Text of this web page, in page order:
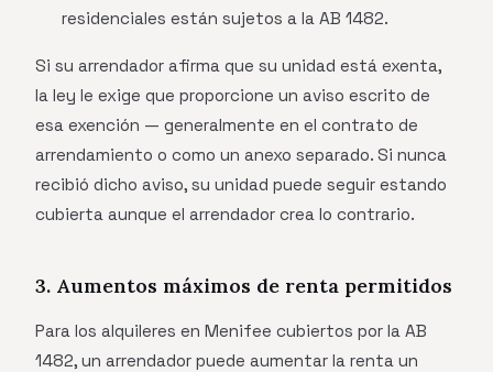
residenciales están sujetos a la AB 1482.
Si su arrendador afirma que su unidad está exenta,
la ley le exige que proporcione un aviso escrito de
esa exención — generalmente en el contrato de
arrendamiento o como un anexo separado. Si nunca
recibió dicho aviso, su unidad puede seguir estando
cubierta aunque el arrendador crea lo contrario.
3. Aumentos máximos de renta permitidos
Para los alquileres en Menifee cubiertos por la AB
1482, un arrendador puede aumentar la renta un